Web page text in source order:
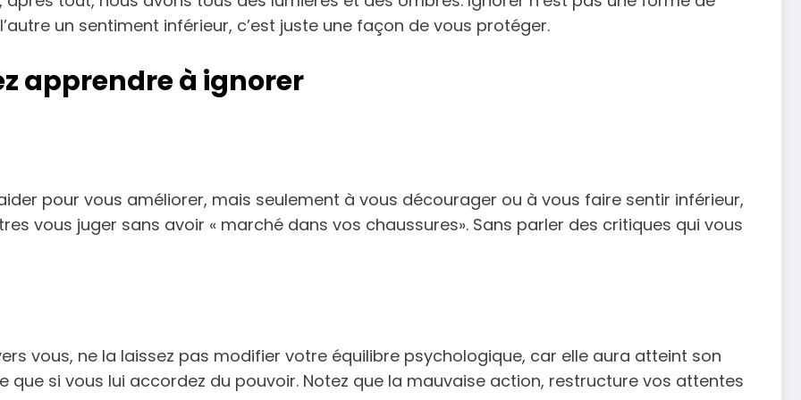
un sentiment inférieur, c’est juste une façon de vous protéger.
apprendre à ignorer
pour vous améliorer, mais seulement à vous décourager ou à vous faire sentir inférieur,
vous juger sans avoir « marché dans vos chaussures». Sans parler des critiques qui vous
vous, ne la laissez pas modifier votre équilibre psychologique, car elle aura atteint son
que si vous lui accordez du pouvoir. Notez que la mauvaise action, restructure vos attentes